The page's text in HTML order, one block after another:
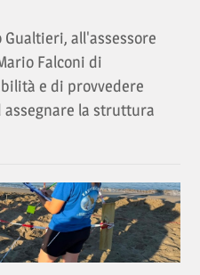
Gualtieri, all'assessore
Falconi di
e di provvedere
assegnare la struttura